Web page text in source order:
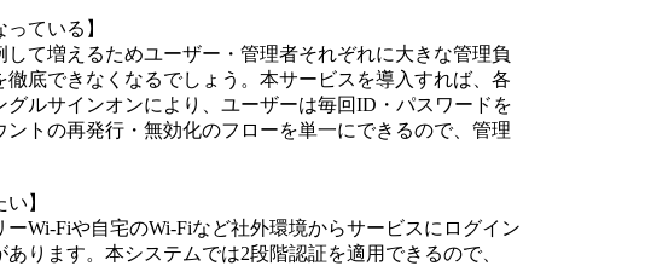
ている】
て増えるためユーザー・管理者それぞれに大きな管理負
底できなくなるでしょう。本サービスを導入すれば、各
ルサインオンにより、ユーザーは毎回ID・パスワードを
トの再発行・無効化のフローを単一にできるので、管理
】
Wi-Fiや自宅のWi-Fiなど社外環境からサービスにログイン
ります。本システムでは2段階認証を適用できるので、